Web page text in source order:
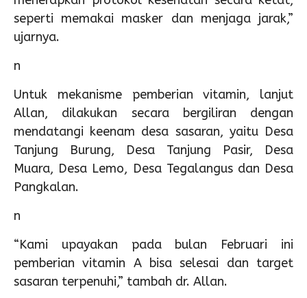
seperti memakai masker dan menjaga jarak,”
ujarnya.
n
Untuk mekanisme pemberian vitamin, lanjut
Allan, dilakukan secara bergiliran dengan
mendatangi keenam desa sasaran, yaitu Desa
Tanjung Burung, Desa Tanjung Pasir, Desa
Muara, Desa Lemo, Desa Tegalangus dan Desa
Pangkalan.
n
“Kami upayakan pada bulan Februari ini
pemberian vitamin A bisa selesai dan target
sasaran terpenuhi,” tambah dr. Allan.